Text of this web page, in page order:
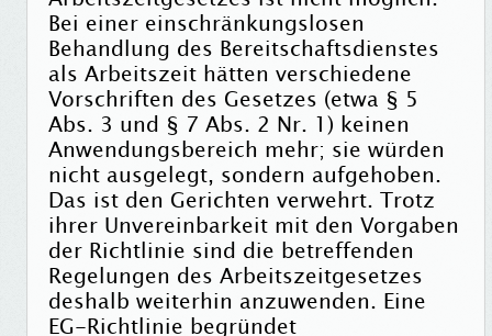
Bei einer einschränkungslosen
Behandlung des Bereitschaftsdienstes
als Arbeitszeit hätten verschiedene
Vorschriften des Gesetzes (etwa § 5
Abs. 3 und § 7 Abs. 2 Nr. 1) keinen
Anwendungsbereich mehr; sie würden
nicht ausgelegt, sondern aufgehoben.
Das ist den Gerichten verwehrt. Trotz
ihrer Unvereinbarkeit mit den Vorgaben
der Richtlinie sind die betreffenden
Regelungen des Arbeitszeitgesetzes
deshalb weiterhin anzuwenden. Eine
EG-Richtlinie begründet